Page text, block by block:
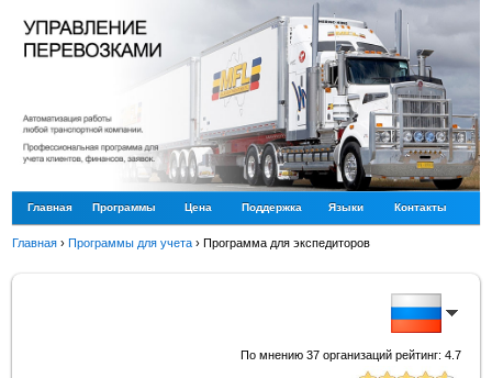
Главная Программы Цена Поддержка Языки Контакты
Главная ›Программы для учета ›Программа для экспедиторов
По мнению 37организаций рейтинг: 4.7